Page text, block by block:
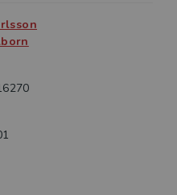
bedömning kan
lärare som vill
och föräldrar
skolans matematik.